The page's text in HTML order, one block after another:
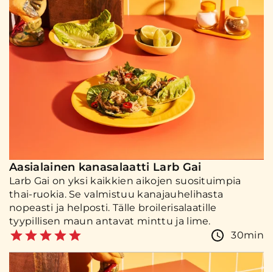
Aasialainen kanasalaatti Larb Gai
Larb Gai on yksi kaikkien aikojen suosituimpia
thai-ruokia. Se valmistuu kanajauhelihasta
nopeasti ja helposti. Tälle broilerisalaatille
tyypillisen maun antavat minttu ja lime.
30min